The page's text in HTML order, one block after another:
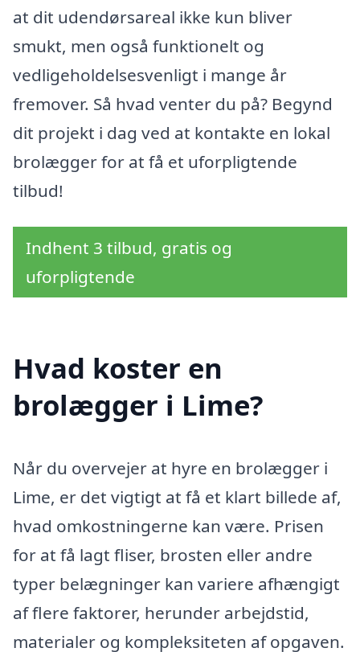
at dit udendørsareal ikke kun bliver
smukt, men også funktionelt og
vedligeholdelsesvenligt i mange år
fremover. Så hvad venter du på? Begynd
dit projekt i dag ved at kontakte en lokal
brolægger for at få et uforpligtende
tilbud!
Indhent 3 tilbud, gratis og
uforpligtende
Hvad koster en
brolægger i Lime?
Når du overvejer at hyre en brolægger i
Lime, er det vigtigt at få et klart billede af,
hvad omkostningerne kan være. Prisen
for at få lagt fliser, brosten eller andre
typer belægninger kan variere afhængigt
af flere faktorer, herunder arbejdstid,
materialer og kompleksiteten af opgaven.